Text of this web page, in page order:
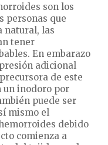
son los
personas que
natural, las
tener
En embarazo
adicional
de este
un inodoro por
puede ser
mismo el
debido
comienza a